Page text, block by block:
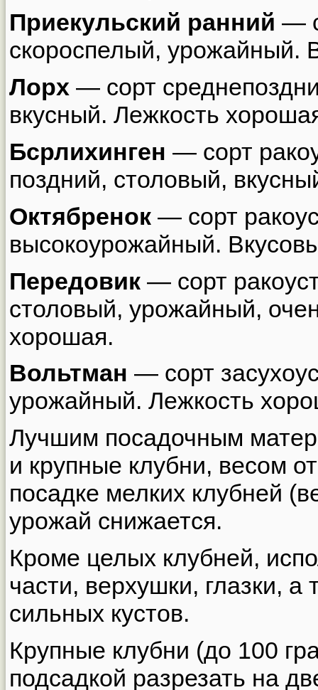
Приекульский ранний —
скороспелый, урожайный.
Лорх — сорт
вкусный. Лежкость
Бсрлихинген — сорт
поздний, столовый,
Октябренок — сорт
высокоурожайный.
Передовик — сорт
столовый, урожайный,
хорошая.
Вольтман — сорт
урожайный. Лежкость
Лучшим посадочным
и крупные клубни, весом
посадке мелких клубней
урожай снижается.
Кроме целых клубней,
части, верхушки, глазки, а
сильных кустов.
Крупные клубни (до 100
подсадкой разрезать на